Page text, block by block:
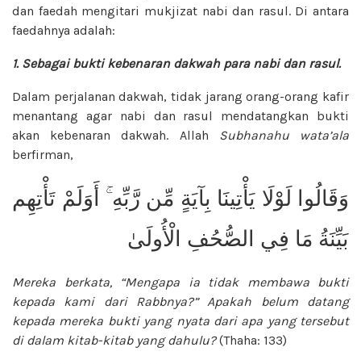
dan faedah mengitari mukjizat nabi dan rasul. Di antara
faedahnya adalah:
1. Sebagai bukti kebenaran dakwah para nabi dan rasul.
Dalam perjalanan dakwah, tidak jarang orang-orang kafir
menantang agar nabi dan rasul mendatangkan bukti
akan kebenaran dakwah. Allah Subhanahu wata’ala
berfirman,
وَقَالُوا لَوْلَا يَأْتِينَا بِآيَةٍ مِّن رَّبِّهِ ۚ أَوَلَمْ تَأْتِهِم
بَيِّنَةُ مَا فِي الصُّحُفِ الْأُولَىٰ
Mereka berkata, “Mengapa ia tidak membawa bukti
kepada kami dari Rabbnya?” Apakah belum datang
kepada mereka bukti yang nyata dari apa yang tersebut
di dalam kitab-kitab yang dahulu?(Thaha: 133)